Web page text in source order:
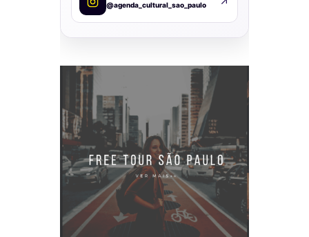
@agenda_cultural_sao_paulo